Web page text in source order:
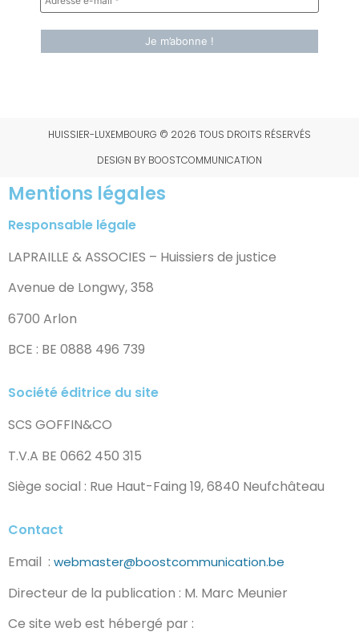
HUISSIER-LUXEMBOURG © 2026 TOUS DROITS RÉSERVÉS
DESIGN BY BOOSTCOMMUNICATION
Mentions légales
Responsable légale
LAPRAILLE & ASSOCIES – Huissiers de justice
Avenue de Longwy, 358
6700 Arlon
BCE : BE 0888 496 739
Société éditrice du site
SCS GOFFIN&CO
T.V.A BE 0662 450 315
Siège social : Rue Haut-Faing 19, 6840 Neufchâteau
Contact
Email : webmaster@boostcommunication.be
Directeur de la publication : M. Marc Meunier
Ce site web est hébergé par :